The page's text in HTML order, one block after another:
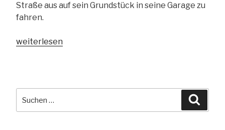
Straße aus auf sein Grundstück in seine Garage zu
fahren.
„§
Nr.
StVO
weiterlesen
nach: